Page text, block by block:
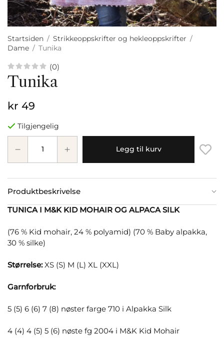
Startsiden / Strikkeoppskrifter og hekleoppskrifter /
Dame / Tunika
(0)
Tunika
kr 49
Tilgjengelig
Legg til kurv
Produktbeskrivelse
TUNICA I M&K KID MOHAIR OG ALPACA SILK
(76 % Kid mohair, 24 % polyamid) (70 % Baby alpakka,
30 % silke)
Størrelse:XS (S) M (L) XL (XXL)
Garnforbruk:
5 (5) 6 (6) 7 (8) nøster farge 710 i Alpakka Silk
4 (4) 4 (5) 5 (6) nøste fg 2004 i M&K Kid Mohair